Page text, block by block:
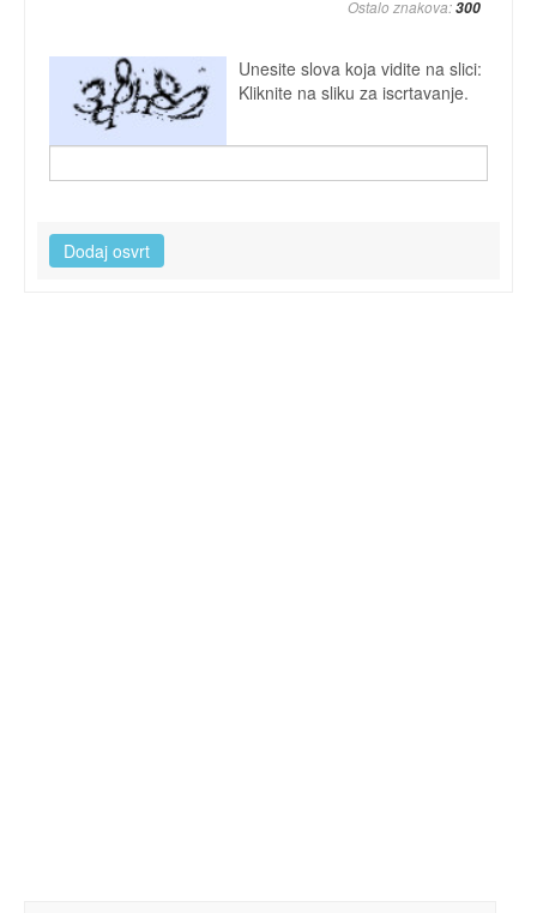
Ostalo znakova:
Unesite slova koja vidite na slici:
Kliknite na sliku za iscrtavanje.